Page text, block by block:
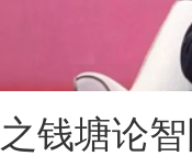
钱塘论